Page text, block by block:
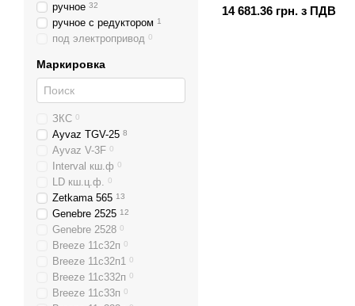
14 681.36 грн. з ПДВ
610 мм 0
630 мм 0
650 мм 0
750 мм 0
760 мм
850 мм 0
ручное 32
ручное с редуктором 1
под электропривод 0
Маркировка
ЗКС 0
Ayvaz TGV-25 8
Ayvaz V-3F 0
Interval кш.ф 0
LD кш.ц.ф. 0
Zetkama 565 13
Genebre 2525 12
Genebre 2528 0
Breeze 11с32п 0
Breeze 11с32п1 0
Breeze 11с332п 0
Breeze 11с33п 0